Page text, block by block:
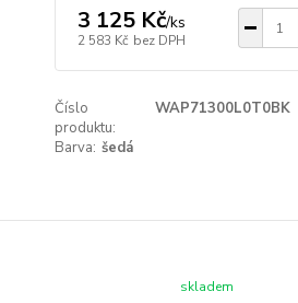
3 125 Kč/ks
2 583 Kč bez DPH
Číslo
produktu:
WAP71300L0T0BK
Barva: šedá
skladem